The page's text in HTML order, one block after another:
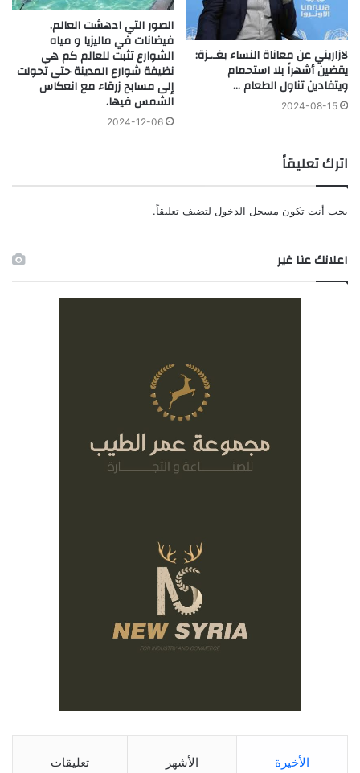
لازاريني عن معاناة النساء بغـ.ـزة:
يقضين أشهراً بلا استحمام
ويتفادين تناول الطعام …
2024-08-15
الصور التي ادهشت العالم.
فيضانات في ماليزيا و مياه
الشوارع تثبت للعالم كم هي
نظيفة شوارع المدينة حتى تحولت
إلى مسابح زرقاء مع انعكاس
الشمس فيها.
2024-12-06
اترك تعليقاً
يجب أنت تكون مسجل الدخول لتضيف تعليقاً.
اعلانك عنا غير
الأخيرة الأشهر تعليقات